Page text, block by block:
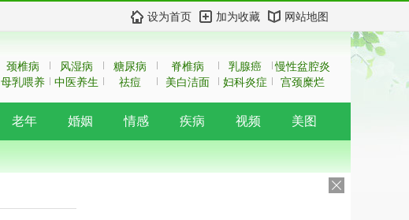
设为首页 加为收藏 网站地图
颈椎病 风湿病 糖尿病 脊椎病 乳腺癌
慢性盆腔炎
母乳喂养
中医养生 祛痘 美白洁面 妇科炎症 宫颈糜烂
老年 婚姻 情感 疾病 视频 美图